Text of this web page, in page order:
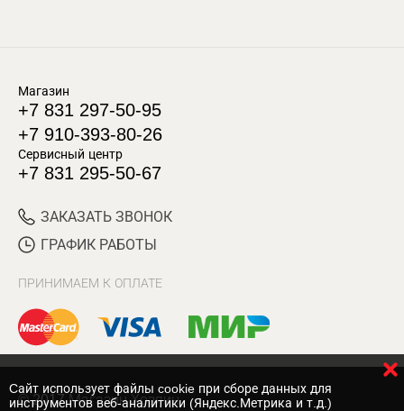
Магазин
+7 831 297-50-95
+7 910-393-80-26
Сервисный центр
+7 831 295-50-67
ЗАКАЗАТЬ ЗВОНОК
ГРАФИК РАБОТЫ
ПРИНИМАЕМ К ОПЛАТЕ
© 2017 Магазин Хозяин
Cайт использует файлы cookie при сборе данных для
инструментов веб-аналитики (Яндекс.Метрика и т.д.)